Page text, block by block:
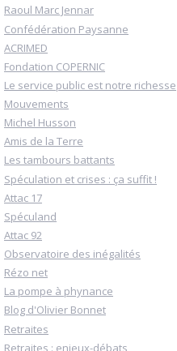
Raoul Marc Jennar
Confédération Paysanne
ACRIMED
Fondation COPERNIC
Le service public est notre richesse
Mouvements
Michel Husson
Amis de la Terre
Les tambours battants
Spéculation et crises : ça suffit !
Attac 17
Spéculand
Attac 92
Observatoire des inégalités
Rézo net
La pompe à phynance
Blog d'Olivier Bonnet
Retraites
Retraites : enjeux-débats